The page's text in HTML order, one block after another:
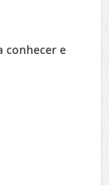
conhecer e